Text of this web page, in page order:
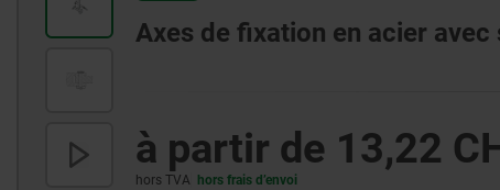
Axes de fixation en acier
à partir de 13,22
hors TVA hors frais d’envoi